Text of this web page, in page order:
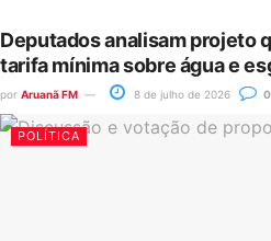
Deputados analisam projeto
tarifa mínima sobre água e
por Aruanã FM 8 de julho de 2026 0
POLÍTICA